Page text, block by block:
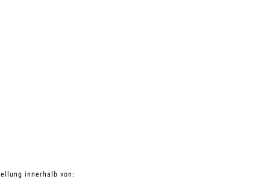
innerhalb von: